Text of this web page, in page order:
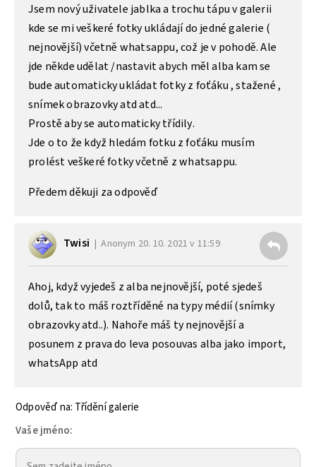
Jsem nový uživatele jablka a trochu tápu v galerii
kde se mi veškeré fotky ukládají do jedné galerie (
nejnovější) včetně whatsappu, což je v pohodě. Ale
jde někde udělat /nastavit abych měl alba kam se
bude automaticky ukládat fotky z foťáku , stažené ,
snímek obrazovky atd atd...
Prostě aby se automaticky třídily.
Jde o to že když hledám fotku z foťáku musím
prolést veškeré fotky včetně z whatsappu.
Předem děkuji za odpověď
Twisi Anonym 20. 10. 2021 v 11:59
Ahoj, když vyjedeš z alba nejnovější, poté sjedeš
dolů, tak to máš roztříděné na typy médií (snímky
obrazovky atd..). Nahoře máš ty nejnovější a
posunem z prava do leva posouvas alba jako import,
whatsApp atd
Odpověď na: Třídění galerie
Vaše jméno: